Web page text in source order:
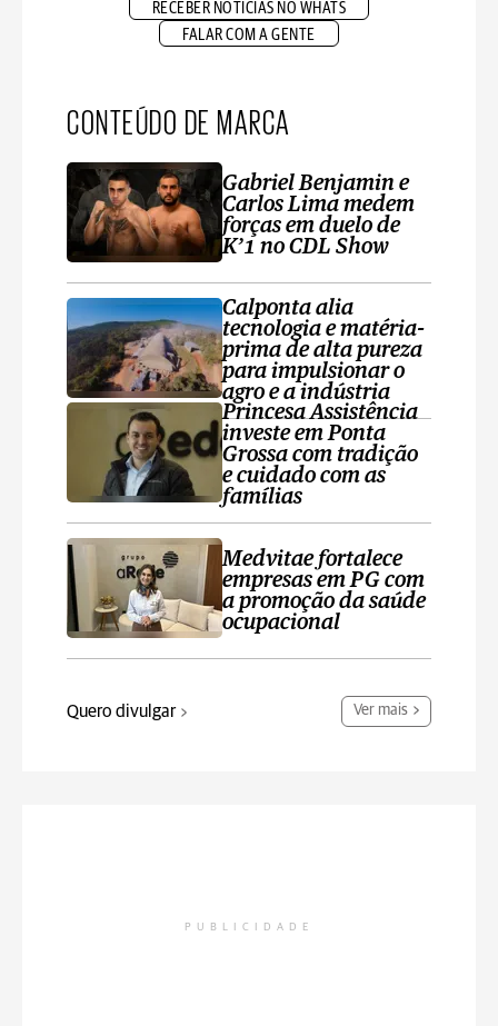
RECEBER NOTÍCIAS NO WHATS
FALAR COM A GENTE
CONTEÚDO DE MARCA
Gabriel Benjamin e
Carlos Lima medem
forças em duelo de
K’1 no CDL Show
Calponta alia
tecnologia e matéria-
prima de alta pureza
para impulsionar o
agro e a indústria
Princesa Assistência
investe em Ponta
Grossa com tradição
e cuidado com as
famílias
Medvitae fortalece
empresas em PG com
a promoção da saúde
ocupacional
Quero divulgar Ver mais
PUBLICIDADE